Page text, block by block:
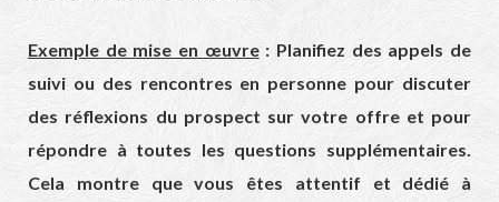
Exemple de mise en œuvre: Planifiez des appels de
suivi ou des rencontres en personne pour discuter
des réflexions du prospect sur votre offre et pour
répondre à toutes les questions supplémentaires.
Cela montre que vous êtes attentif et dédié à